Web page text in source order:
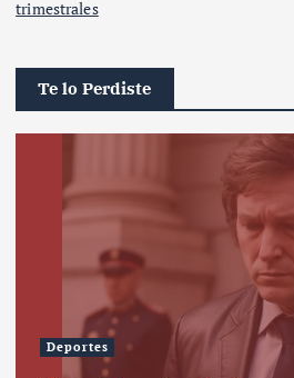
trimestrales
Te lo Perdiste
Deportes